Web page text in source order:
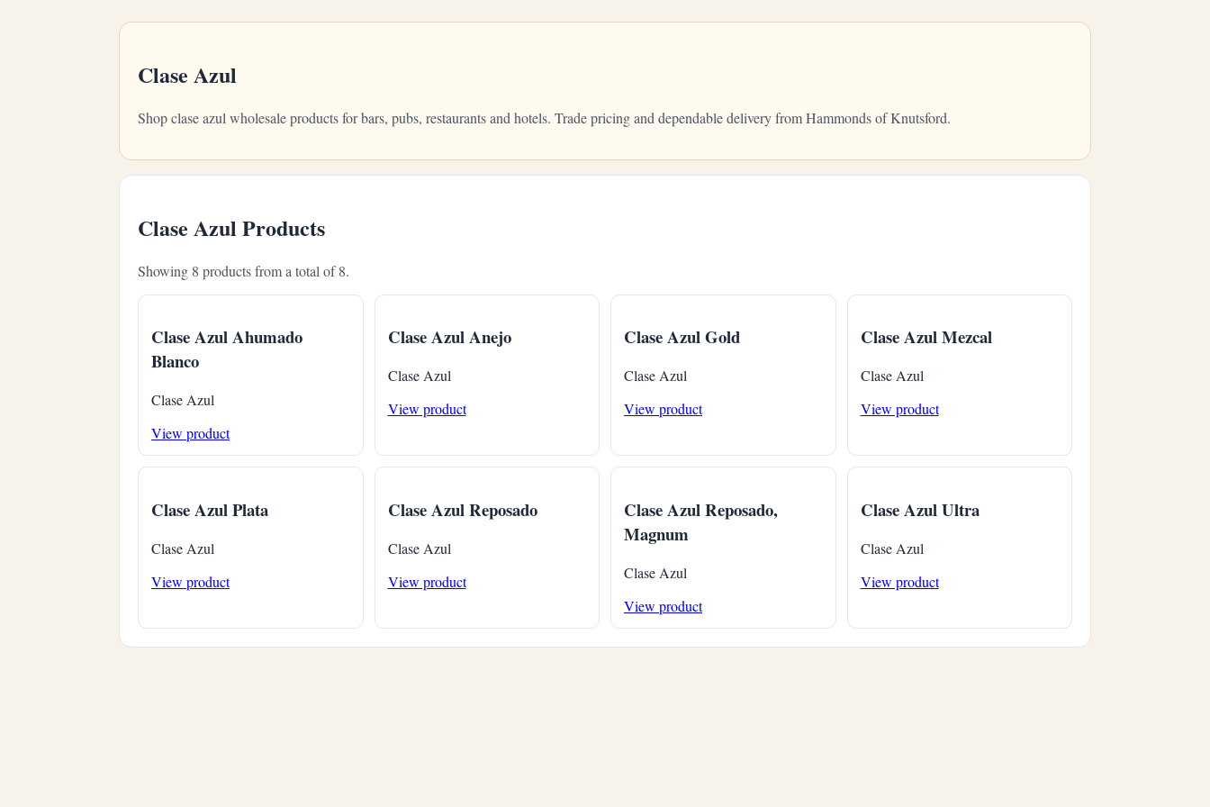
Clase Azul
Shop clase azul wholesale products for bars, pubs, restaurants and hotels. Trade pricing and dependable delivery from Hammonds of Knutsford.
Clase Azul Products
Showing 8 products from a total of 8.
Clase Azul Ahumado
Blanco
Clase Azul
View product
Clase Azul Anejo
Clase Azul
View product
Clase Azul Gold
Clase Azul
View product
Clase Azul Mezcal
Clase Azul
View product
Clase Azul Plata
Clase Azul
View product
Clase Azul Reposado
Clase Azul
View product
Clase Azul Reposado,
Magnum
Clase Azul
View product
Clase Azul Ultra
Clase Azul
View product